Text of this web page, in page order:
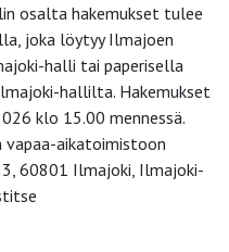
osalta hakemukset tulee
joka löytyy Ilmajoen
halli tai paperisella
hallilta. Hakemukset
klo 15.00 mennessä.
aikatoimistoon
60801 Ilmajoki, Ilmajoki-